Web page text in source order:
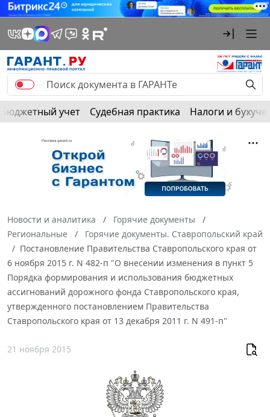
Бюджетный учет Судебная практика Налоги и
Новости и аналитика
Горячие документы
Региональные
Горячие документы. Ставропольский край
Постановление Правительства Ставропольского края от
6 ноября 2015 г. N 482-п "О внесении изменения в пункт 5
Порядка формирования и использования бюджетных
ассигнований дорожного фонда Ставропольского края,
утвержденного постановлением Правительства
Ставропольского края от 13 декабря 2011 г. N 491-п"
21 ноября 2015